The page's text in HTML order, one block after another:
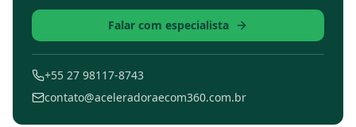
Falar com especialista
+55 27 98117-8743
contato@aceleradoraecom360.com.br